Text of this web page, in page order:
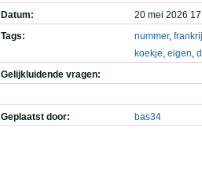
Datum:
20 mei 2026
Tags:
nummer,
koekje, eigen,
Gelijkluidende vragen:
Geplaatst door: bas34